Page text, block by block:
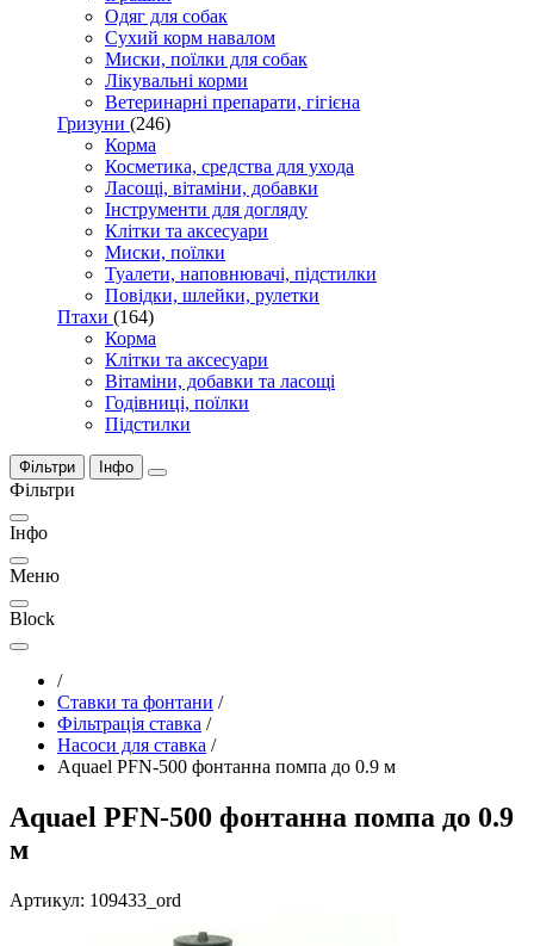
Одяг для собак
Сухий корм навалом
Миски, поїлки для собак
Лікувальні корми
Ветеринарні препарати, гігієна
Гризуни (246)
Корма
Косметика, средства для ухода
Ласощі, вітаміни, добавки
Інструменти для догляду
Клітки та аксесуари
Миски, поїлки
Туалети, наповнювачі, підстилки
Повідки, шлейки, рулетки
Птахи (164)
Корма
Клітки та аксесуари
Вітаміни, добавки та ласощі
Годівниці, поїлки
Підстилки
Фільтри Інфо
Фільтри
Інфо
Меню
Block
/
Ставки та фонтани /
Фільтрація ставка /
Насоси для ставка /
Aquael PFN-500 фонтанна помпа до 0.9 м
Aquael PFN-500 фонтанна помпа до 0.9
м
Артикул: 109433_ord